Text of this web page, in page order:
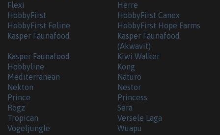
Flexi
Herre
HobbyFirst
HobbyFirst Canex
HobbyFirst Feline
HobbyFirst Hope Farms
Kasper Faunafood
Kasper Faunafood
(Akwavit)
Kasper Faunafood
Hobbyline
Kiwi Walker
Kong
Mediterranean
Naturo
Nekton
Nestor
Prince
Princess
Rogz
Sera
Tropican
Versele Laga
Vogeljungle
Wuapu